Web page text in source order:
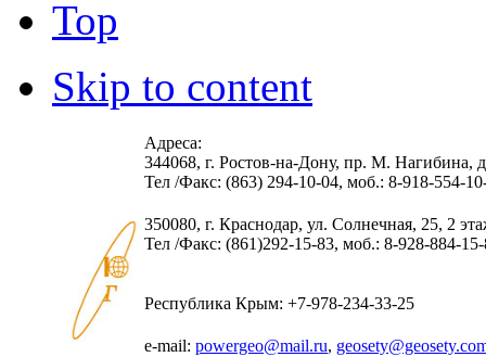
Top
Skip to content
Адреса:
344068, г. Ростов-на-Дону, пр. М. Нагибина,
Тел /Факс: (863) 294-10-04, моб.: 8-918-554-
350080, г. Краснодар, ул. Солнечная, 25, 2
Тел /Факс: (861)292-15-83, моб.: 8-928-884-
Республика Крым: +7-978-234-33-25
e-mail: powergeo@mail.ru,